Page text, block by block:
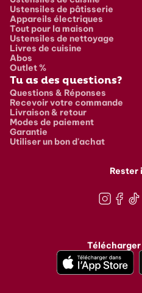
Ustensiles de pâtisserie
Appareils électriques
Tout pour la maison
Ustensiles de nettoyage
Livres de cuisine
Abos
Outlet %
Tu as des questions?
Questions & Réponses
Recevoir votre commande
Livraison & retour
Modes de paiement
Garantie
Utiliser un bon d'achat
Rester